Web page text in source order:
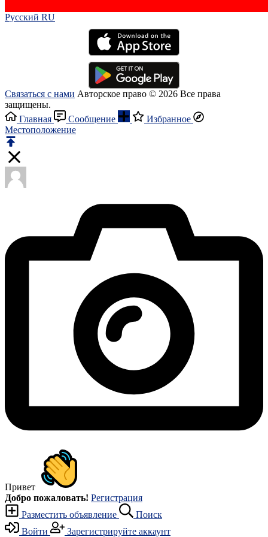
Русский RU‎
Связаться с нами Авторское право © 2026 Все права
защищены.
Главная
Сообщение
Избранное
Местоположение
Привет
Добро пожаловать! Регистрация
Разместить объявление
Поиск
Войти
Зарегистрируйте аккаунт